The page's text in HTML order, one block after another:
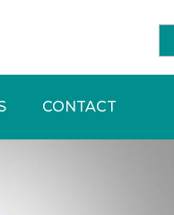
CONTACT